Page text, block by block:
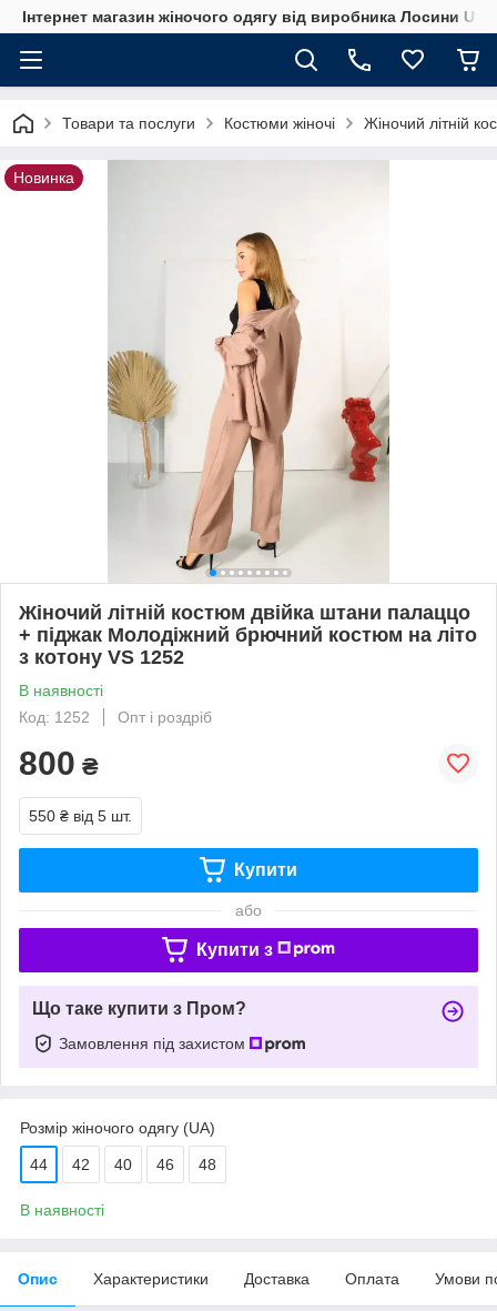
Інтернет магазин жіночого одягу від виробника Лосини UA
Товари та послуги Костюми жіночі Жіночий літній
Новинка
Жіночий літній костюм двійка штани палаццо
+ піджак Молодіжний брючний костюм на літо
з котону VS 1252
В наявності
Код: 1252
Опт і роздріб
800 ₴
550 ₴ від 5 шт.
Купити
або
Купити з
Що таке купити з Пром?
Замовлення під захистом
Розмір жіночого одягу (UA)
44 42 40 46 48
В наявності
Опис Характеристики Доставка Оплата Умови